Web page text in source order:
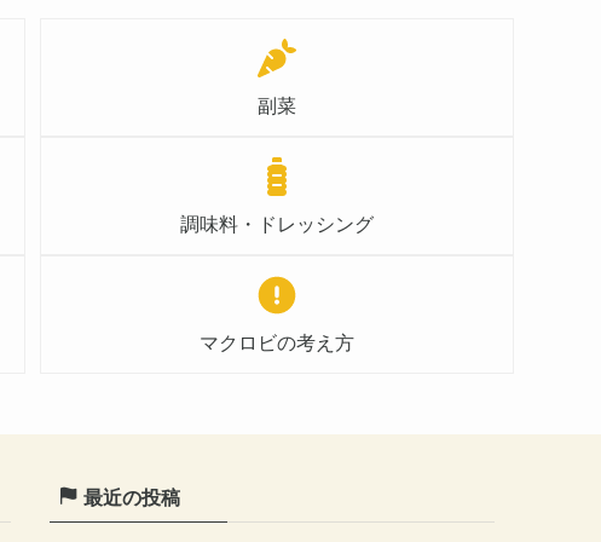
副菜
調味料・ドレッシング
マクロビの考え方
最近の投稿